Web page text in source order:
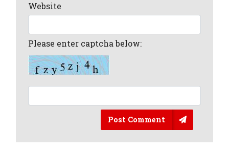
Website
Please enter captcha below:
Post Comment